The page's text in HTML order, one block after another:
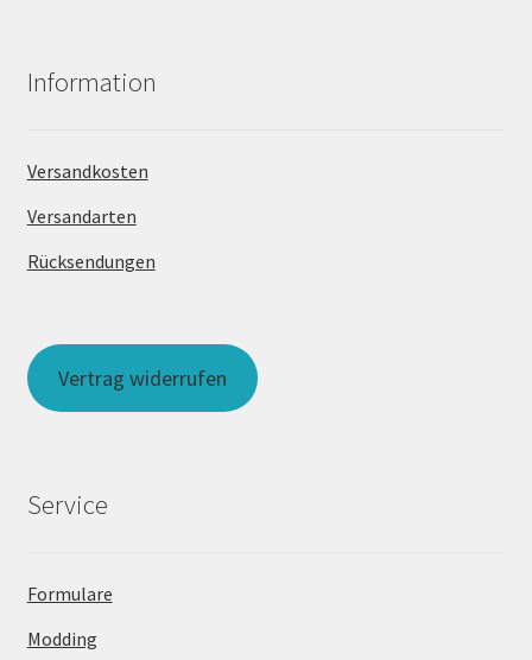
Information
Versandkosten
Versandarten
Rücksendungen
Vertrag widerrufen
Service
Formulare
Modding